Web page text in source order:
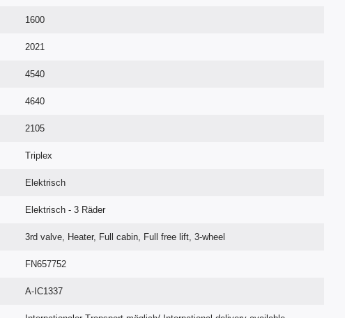
1600
2021
4540
4640
2105
Triplex
Elektrisch
Elektrisch - 3 Räder
3rd valve, Heater, Full cabin, Full free lift, 3-wheel
FN657752
A-IC1337